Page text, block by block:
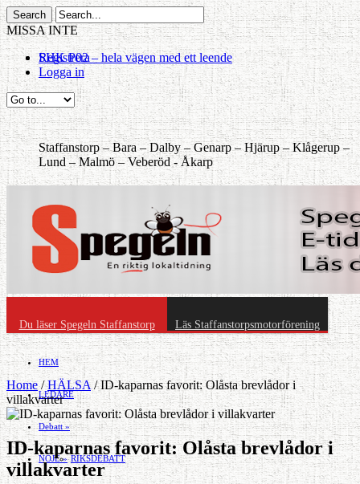
MISSA INTE
FC Staffanstorp upp i division 3
Registrera
Logga in
Staffanstorp –Bara –Dalby –Genarp –Hjärup –Klågerup –
Lund –Malmö –Veberöd -Åkarp
Du läser Spegeln Staffanstorp Läs Staffanstorpsmotorförening
HEM
LEDARE
Debatt »
RIKSDEBATT
NÖJE »
Home/HÄLSA/ID-kaparnas favorit: Olåsta brevlådor i
villakvarter
ID-kaparnas favorit: Olåsta brevlådor i
villakvarter